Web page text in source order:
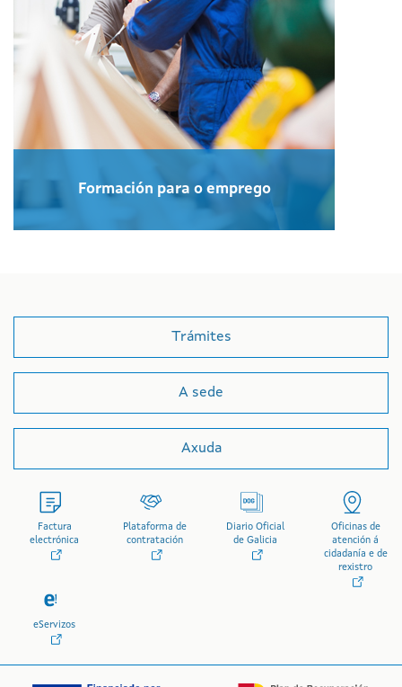
Formación para o emprego
Trámites
A sede
Axuda
Factura
electrónica
Plataforma de
contratación
Diario Oficial
de Galicia
Oficinas de
atención á
cidadanía e de
rexistro
eServizos